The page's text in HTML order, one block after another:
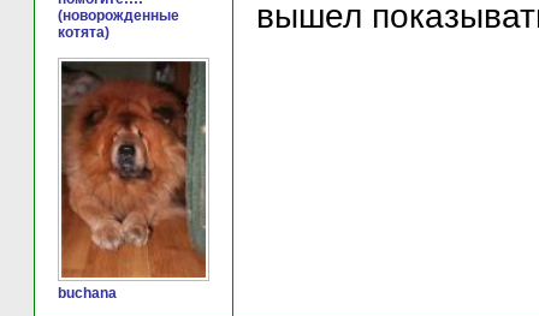
(новорожденные
котята)
buchana
вышел